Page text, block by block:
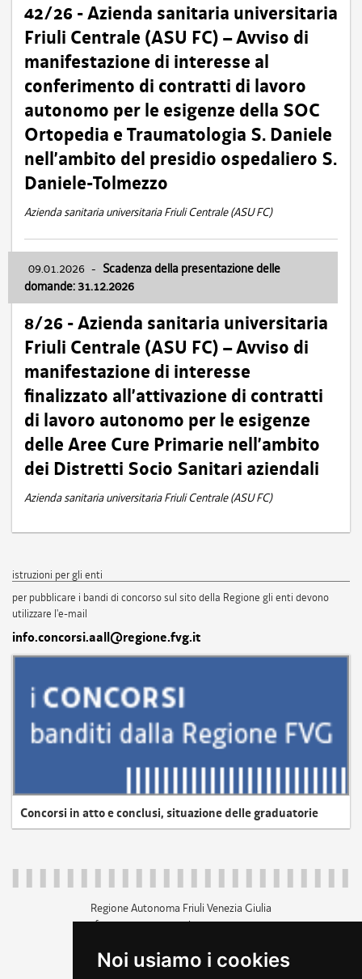
Noi usiamo i cookies
42/26 - Azienda sanitaria universitaria
Friuli Centrale (ASU FC) – Avviso di
manifestazione di interesse al
conferimento di contratti di lavoro
autonomo per le esigenze della SOC
Ortopedia e Traumatologia S. Daniele
nell’ambito del presidio ospedaliero S.
Daniele-Tolmezzo
Azienda sanitaria universitaria Friuli Centrale (ASU FC)
09.01.2026 - Scadenza della presentazione delle
domande: 31.12.2026
8/26 - Azienda sanitaria universitaria
Friuli Centrale (ASU FC) – Avviso di
manifestazione di interesse
finalizzato all’attivazione di contratti
di lavoro autonomo per le esigenze
delle Aree Cure Primarie nell’ambito
dei Distretti Socio Sanitari aziendali
Azienda sanitaria universitaria Friuli Centrale (ASU FC)
istruzioni per gli enti
per pubblicare i bandi di concorso sul sito della Regione gli enti devono
utilizzare l'e-mail
info.concorsi.aall@regione.fvg.it
Concorsi in atto e conclusi, situazione delle graduatorie
Regione Autonoma Friuli Venezia Giulia
c.f. 80014930327; p.iva 00526040324
+39 040 3771111